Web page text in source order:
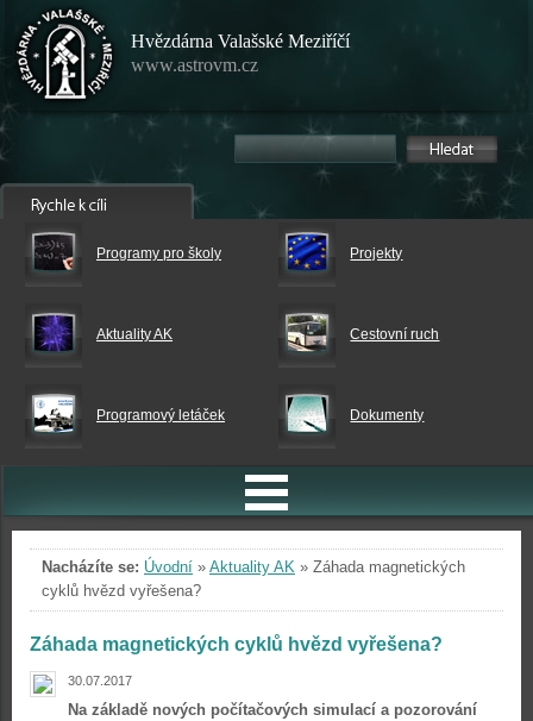
Hvězdárna Valašské Meziříčí
www.astrovm.cz
Programy pro školy Projekty
Aktuality AK Cestovní ruch
Programový letáček Dokumenty
Nacházíte se: Úvodní » Aktuality AK » Záhada magnetických
cyklů hvězd vyřešena?
Záhada magnetických cyklů hvězd vyřešena?
30.07.2017
Na základě nových počítačových simulací a pozorování